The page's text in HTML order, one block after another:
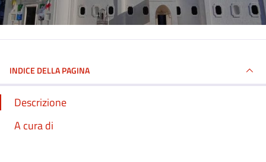
INDICE DELLA PAGINA
Descrizione
A cura di